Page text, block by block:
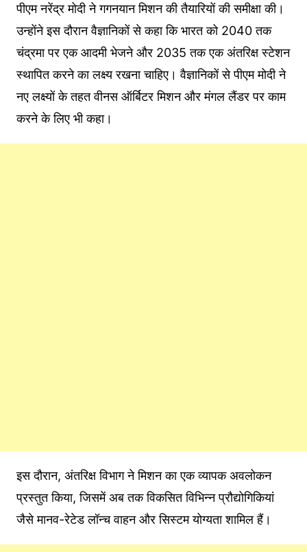
पीएम नरेंद्र मोदी ने गगनयान मिशन की तैयारियों की समीक्षा की।
उन्होंने इस दौरान वैज्ञानिकों से कहा कि भारत को 2040 तक
चंद्रमा पर एक आदमी भेजने और 2035 तक एक अंतरिक्ष स्टेशन
स्थापित करने का लक्ष्य रखना चाहिए। वैज्ञानिकों से पीएम मोदी ने
नए लक्ष्यों के तहत वीनस ऑर्बिटर मिशन और मंगल लैंडर पर काम
करने के लिए भी कहा।
इस दौरान, अंतरिक्ष विभाग ने मिशन का एक व्यापक अवलोकन
प्रस्तुत किया, जिसमें अब तक विकसित विभिन्न प्रौद्योगिकियां
जैसे मानव-रेटेड लॉन्च वाहन और सिस्टम योग्यता शामिल हैं।